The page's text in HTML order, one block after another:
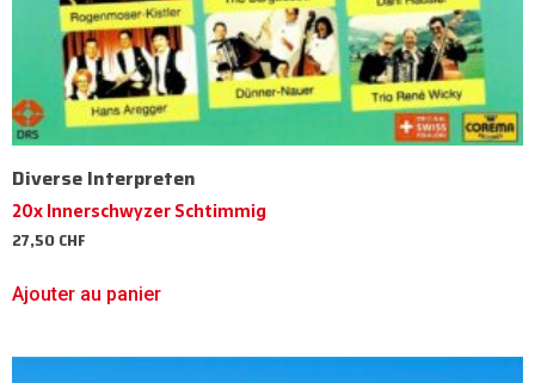
Diverse Interpreten
20x Innerschwyzer Schtimmig
27,50CHF
Ajouter au panier